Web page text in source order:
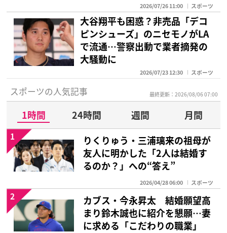
2026/07/26 11:00 スポーツ
大谷翔平も困惑？非売品「デコ
ピンシューズ」のニセモノがLA
で流通…警察出動で業者摘発の
大騒動に
2026/07/23 12:30 スポーツ
スポーツの人気記事 最終更新：2026/08/06 07:00
1時間 24時間 週間
月間
りくりゅう・三浦璃来の祖母が
友人に明かした「2人は結婚す
るのか？」への“答え”
2026/04/28 06:00 スポーツ
1
カブス・今永昇太 結婚願望高
まり鈴木誠也に紹介を懇願…妻
に求める「こだわりの職業」
2